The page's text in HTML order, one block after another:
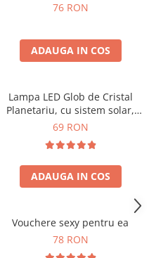
76 RON
ADAUGA IN COS
Lampa LED Glob de Cristal
Planetariu, cu sistem solar,
cadou captivant
69 RON
ADAUGA IN COS
Vouchere sexy pentru ea
78 RON